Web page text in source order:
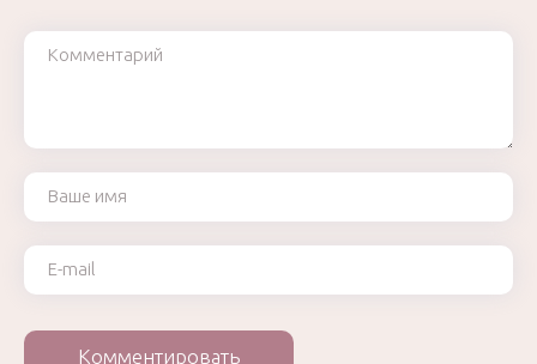
Комментарий
Ваше имя
Ваш e-mail
Комментировать